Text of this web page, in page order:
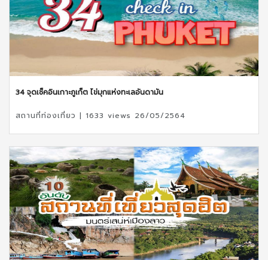
34 จุดเช็คอินเกาะภูเก็ต ไข่มุกแห่งทะเลอันดามัน
สถานที่ท่องเที่ยว | 1633 views 26/05/2564